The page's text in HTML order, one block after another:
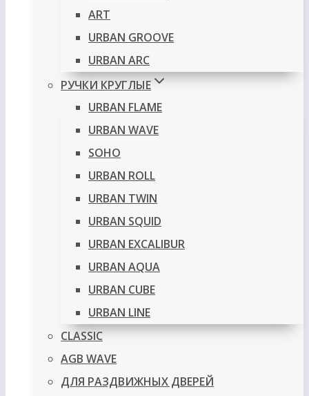
ART
URBAN GROOVE
URBAN ARC
РУЧКИ КРУГЛЫЕ
URBAN FLAME
URBAN WAVE
SOHO
URBAN ROLL
URBAN TWIN
URBAN SQUID
URBAN EXCALIBUR
URBAN AQUA
URBAN CUBE
URBAN LINE
CLASSIC
AGB WAVE
ДЛЯ РАЗДВИЖНЫХ ДВЕРЕЙ